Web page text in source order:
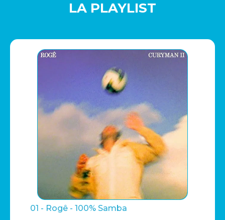
LA PLAYLIST
01 - Rogê - 100% Samba